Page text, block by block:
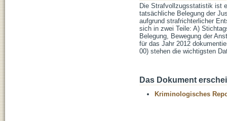
Die Strafvollzugsstatistik ist
tatsächliche Belegung der
aufgrund strafrichterlicher
sich in zwei Teile: A)
Belegung, Bewegung der
für das Jahr 2012
00) stehen die wichtigsten
Das Dokument
Kriminologisches